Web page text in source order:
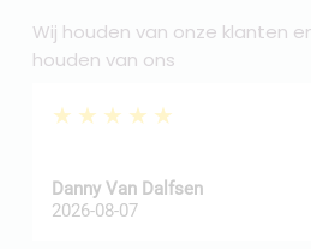
Wij houden van onze klanten
houden van ons
★★★★★
Danny Van Dalfsen
2026-08-07